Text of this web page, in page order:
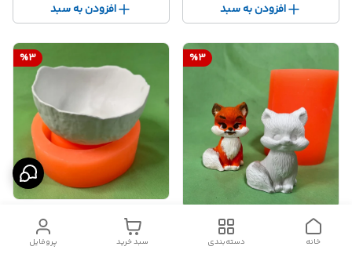
افزودن به سبد افزودن به سبد
%3
قالب سیلیکونی روباه
%3
۲٬۲۲۴٬۰۰۰
پروفایل سبد خرید دسته‌بندی خانه